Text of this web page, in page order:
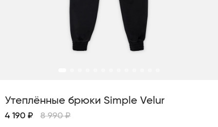
Утеплённые брюки Simple Velur
4 190 ₽ 8 990 ₽